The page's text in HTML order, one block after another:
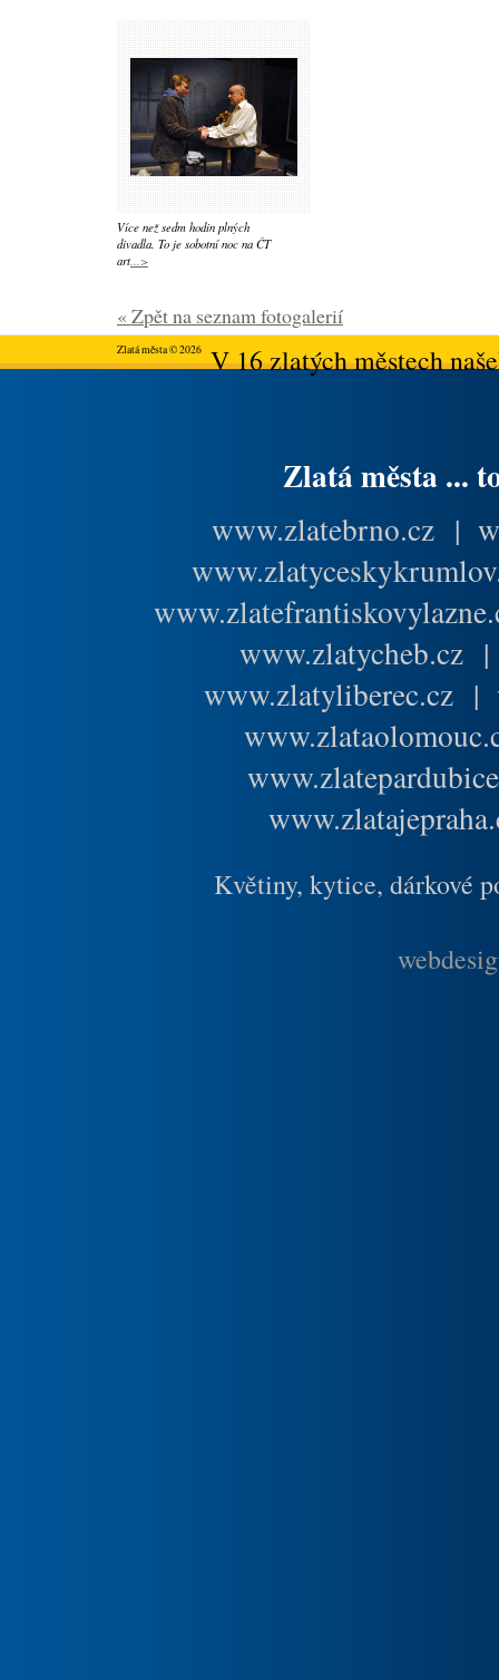
Více než sedm hodin plných
divadla. To je sobotní noc na ČT
art...>
« Zpět na seznam fotogalerií
Zlatá města © 2026V 16 zlatých městech
Zlatá města ...
www.zlatebrno.cz |
www.zlatycheb.cz
www.zlatyliberec.cz |
Květiny, kytice, dárkové